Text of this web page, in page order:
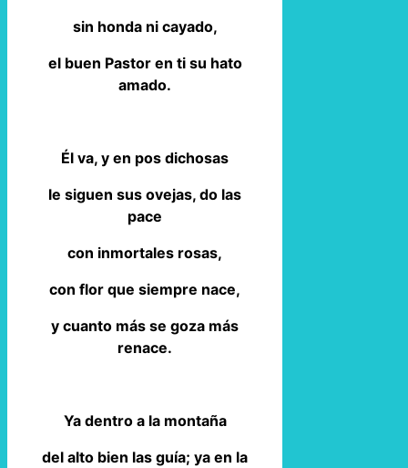
sin honda ni cayado,
el buen Pastor en ti su hato
amado.
Él va, y en pos dichosas
le siguen sus ovejas, do las
pace
con inmortales rosas,
con flor que siempre nace,
y cuanto más se goza más
renace.
Ya dentro a la montaña
del alto bien las guía; ya en la